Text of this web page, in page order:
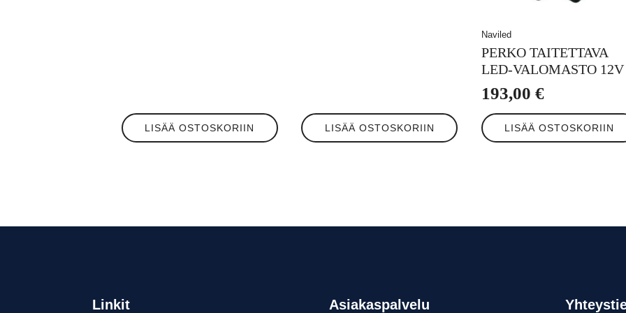
LISÄÄ OSTOSKORIIN LISÄÄ OSTOSKORIIN
Naviled
PERKO TAITETTAVA
LED-VALOMASTO 12V
193,00 €
LISÄÄ OSTOSKORIIN
Linkit Asiakaspalvelu